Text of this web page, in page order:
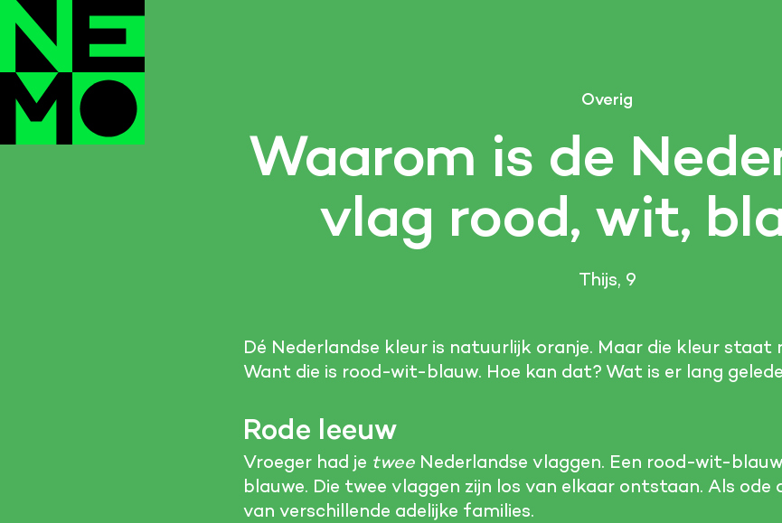
Overig
Waarom is de
vlag rood, wit,
Thijs, 9
Dé Nederlandse kleur is natuurlijk oranje. Maar die kleur staat
Want die is rood-wit-blauw. Hoe kan dat? Wat is er lang
Rode leeuw
Vroeger had je tweeNederlandse vlaggen. Een rood-wit-
blauwe. Die twee vlaggen zijn los van elkaar ontstaan. Als ode
van verschillende adelijke families.